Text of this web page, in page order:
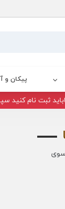
پیکان و
ثبت نام کنید